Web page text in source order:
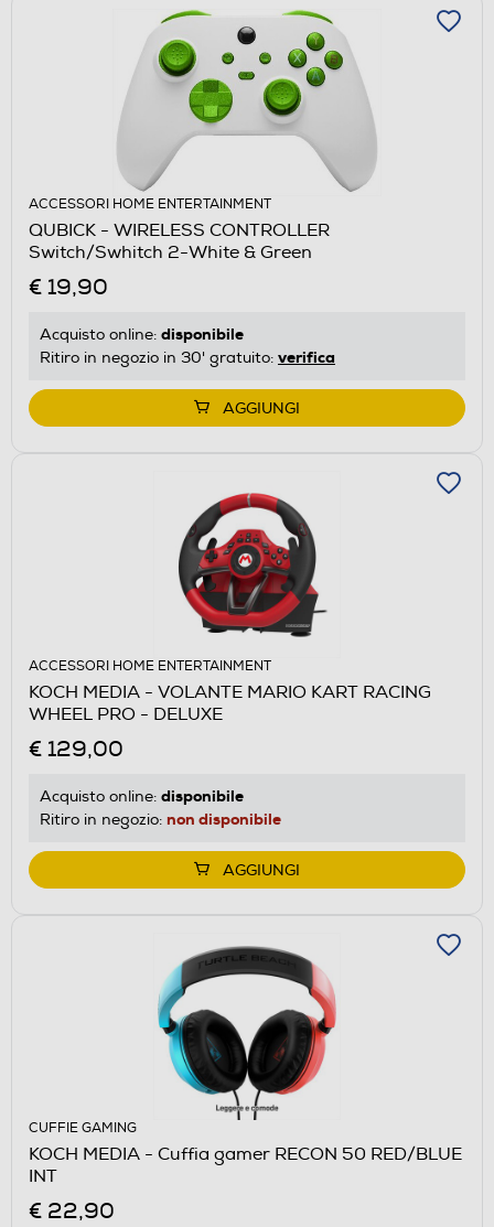
ACCESSORI HOME ENTERTAINMENT
QUBICK - WIRELESS CONTROLLER
Switch/Swhitch 2-White & Green
€ 19,90
Acquisto online: disponibile
Ritiro in negozio in 30' gratuito: verifica
AGGIUNGI
ACCESSORI HOME ENTERTAINMENT
KOCH MEDIA - VOLANTE MARIO KART RACING
WHEEL PRO - DELUXE
€ 129,00
Acquisto online: disponibile
Ritiro in negozio: non disponibile
AGGIUNGI
CUFFIE GAMING
KOCH MEDIA - Cuffia gamer RECON 50 RED/BLUE
INT
€ 22,90